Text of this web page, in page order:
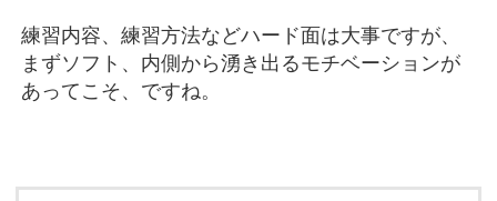
練習内容、練習方法などハード面は大事ですが、
まずソフト、内側から湧き出るモチベーションが
あってこそ、ですね。